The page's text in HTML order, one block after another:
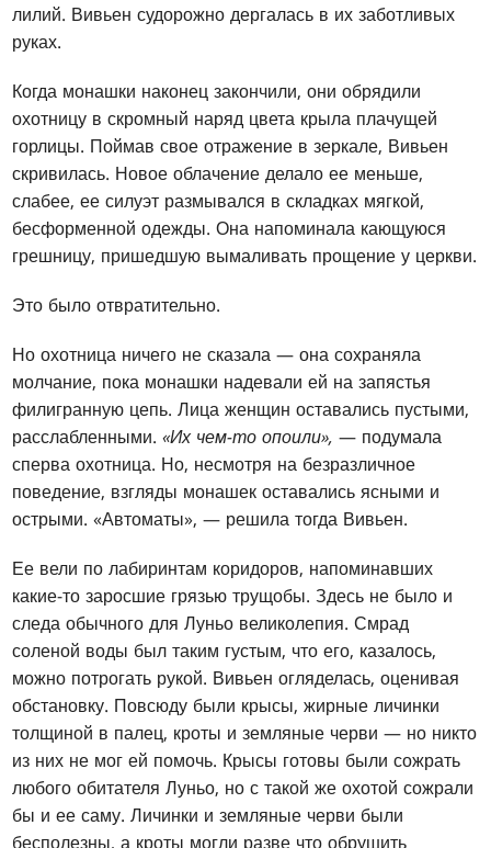
лилий. Вивьен судорожно дергалась в их заботливых
руках.
Когда монашки наконец закончили, они обрядили
охотницу в скромный наряд цвета крыла плачущей
горлицы. Поймав свое отражение в зеркале, Вивьен
скривилась. Новое облачение делало ее меньше,
слабее, ее силуэт размывался в складках мягкой,
бесформенной одежды. Она напоминала кающуюся
грешницу, пришедшую вымаливать прощение у церкви.
Это было отвратительно.
Но охотница ничего не сказала — она сохраняла
молчание, пока монашки надевали ей на запястья
филигранную цепь. Лица женщин оставались пустыми,
расслабленными.«Их чем-то опоили», — подумала
сперва охотница. Но, несмотря на безразличное
поведение, взгляды монашек оставались ясными и
острыми. «Автоматы», — решила тогда Вивьен.
Ее вели по лабиринтам коридоров, напоминавших
какие-то заросшие грязью трущобы. Здесь не было и
следа обычного для Луньо великолепия. Смрад
соленой воды был таким густым, что его, казалось,
можно потрогать рукой. Вивьен огляделась, оценивая
обстановку. Повсюду были крысы, жирные личинки
толщиной в палец, кроты и земляные черви — но никто
из них не мог ей помочь. Крысы готовы были сожрать
любого обитателя Луньо, но с такой же охотой сожрали
бы и ее саму. Личинки и земляные черви были
бесполезны, а кроты могли разве что обрушить